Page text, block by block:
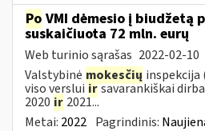
Po VMI dėmesio į biudžetą
suskaičiuota 72 mln. eurų
Web turinio sąrašas 2022-02-10
Valstybinė mokesčių inspekcija
viso versluiirsavarankiškai
2020 ir 2021...
Metai: 2022 Pagrindinis: